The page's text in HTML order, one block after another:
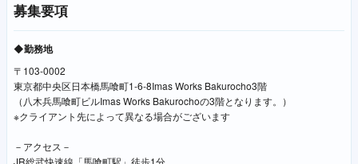
募集要項
◆勤務地
〒103-0002
東京都中央区日本橋馬喰町1-6-8Imas Works Bakurocho3階
（八木兵馬喰町ビルImas Works Bakurochoの3階となります。）
※クライアント先によって異なる場合がございます
－アクセス－
JR総武快速線「馬喰町駅」徒歩1分